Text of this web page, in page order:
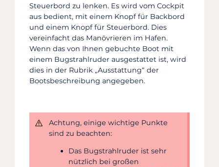
Steuerbord zu lenken. Es wird vom Cockpit
aus bedient, mit einem Knopf für Backbord
und einem Knopf für Steuerbord. Dies
vereinfacht das Manövrieren im Hafen.
Wenn das von Ihnen gebuchte Boot mit
einem Bugstrahlruder ausgestattet ist, wird
dies in der Rubrik „Ausstattung“ der
Bootsbeschreibung angegeben.
Achtung, einige wichtige Punkte
sind zu beachten:
Das Bugstrahlruder ist sehr
nützlich bei großen